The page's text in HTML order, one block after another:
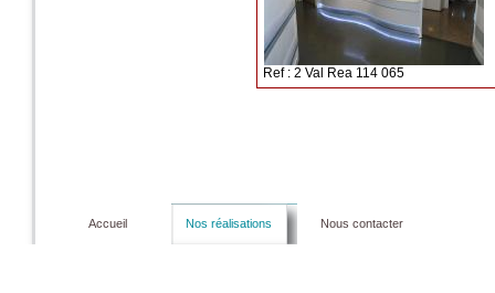
Ref : 2 Val Rea 114 065
Accueil Nos réalisations Nous contacter